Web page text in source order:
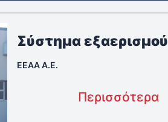
Σύστημα εξαερισμού
EEAA A.E.
Περισσότερα